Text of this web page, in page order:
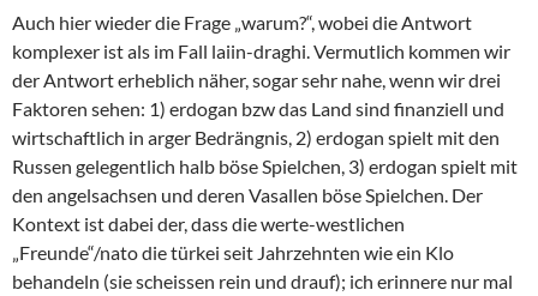
Auch hier wieder die Frage „warum?“, wobei die Antwort
komplexer ist als im Fall laiin-draghi. Vermutlich kommen wir
der Antwort erheblich näher, sogar sehr nahe, wenn wir drei
Faktoren sehen: 1) erdogan bzw das Land sind finanziell und
wirtschaftlich in arger Bedrängnis, 2) erdogan spielt mit den
Russen gelegentlich halb böse Spielchen, 3) erdogan spielt mit
den angelsachsen und deren Vasallen böse Spielchen. Der
Kontext ist dabei der, dass die werte-westlichen
„Freunde“/nato die türkei seit Jahrzehnten wie ein Klo
behandeln (sie scheissen rein und drauf); ich erinnere nur mal